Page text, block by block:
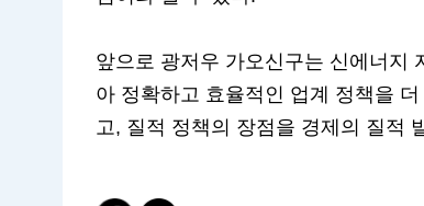
앞으로 광저우 가오신구는 신에너지
아 정확하고 효율적인 업계 정책을
고, 질적 정책의 장점을 경제의 질적